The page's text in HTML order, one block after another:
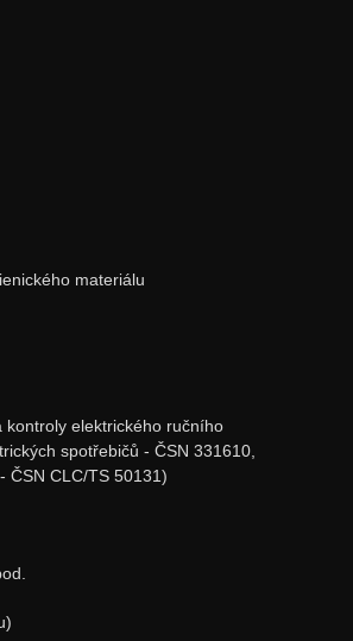
materiálu
kontroly elektrického ručního
spotřebičů - ČSN 331610,
ČSN CLC/TS 50131)